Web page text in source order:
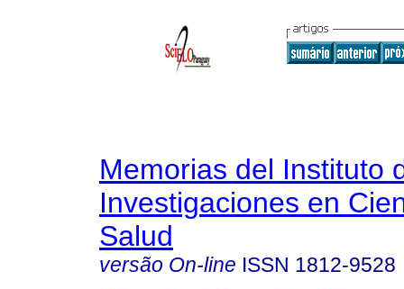
Memorias del Instituto
Investigaciones en
Salud
versão On-line ISSN 1812-9528